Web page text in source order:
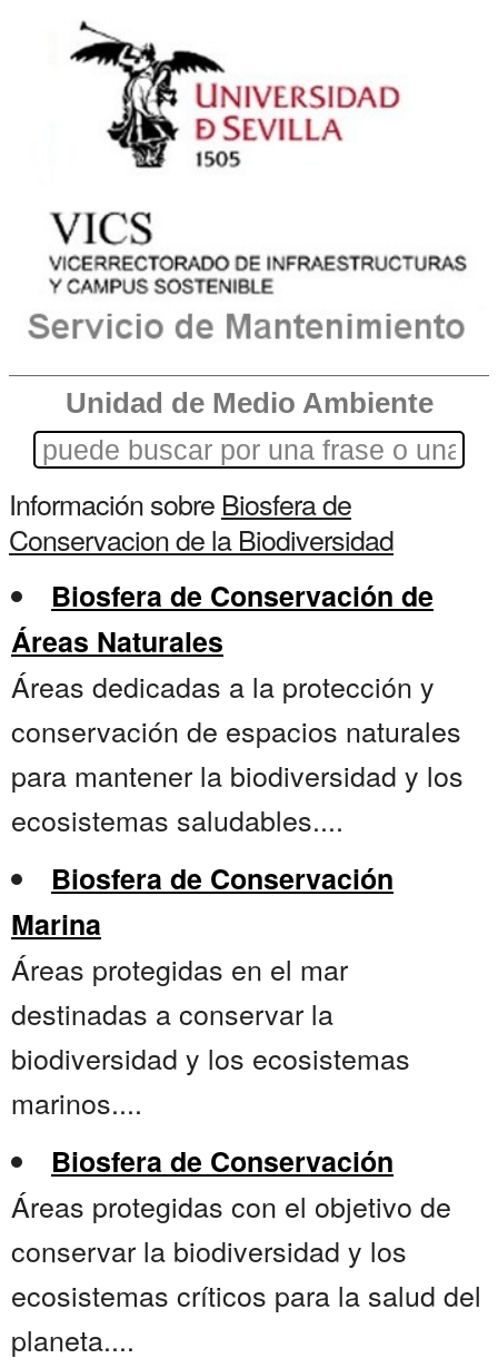
Unidad de Medio Ambiente
Información sobre Biosfera de
Conservacion de la Biodiversidad
Biosfera de Conservación de
Áreas Naturales
Áreas dedicadas a la protección y
conservación de espacios naturales
para mantener la biodiversidad y los
ecosistemas saludables....
Biosfera de Conservación
Marina
Áreas protegidas en el mar
destinadas a conservar la
biodiversidad y los ecosistemas
marinos....
Biosfera de Conservación
Áreas protegidas con el objetivo de
conservar la biodiversidad y los
ecosistemas críticos para la salud del
planeta....